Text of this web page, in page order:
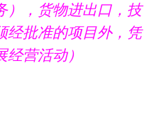
），货物进出口，技
经批准的项目外，凭
营活动）